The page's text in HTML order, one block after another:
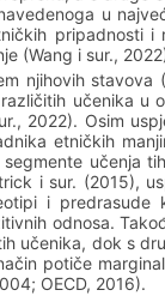
u
pripadnosti
(Wang i sur.,
njihovih
učenika u
2022). Osim
etničkih
učenja
i sur. (2015),
i predrasude
odnosa.
učenika, dok s
potiče
OECD, 2016).